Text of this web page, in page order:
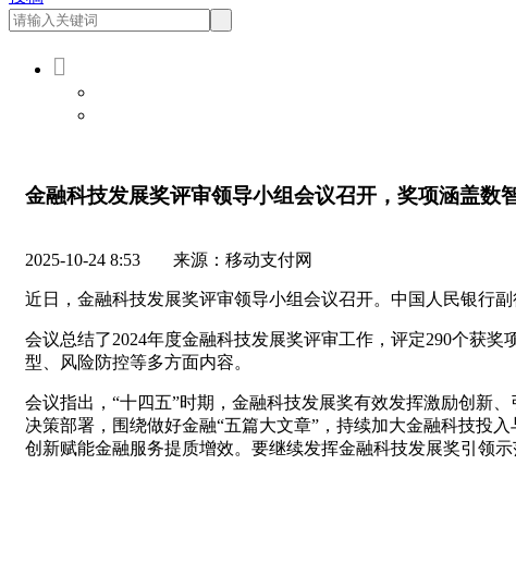

金融科技发展奖评审领导小组会议召开，奖项涵盖数
2025-10-24 8:53 来源：移动支付网
近日，金融科技发展奖评审领导小组会议召开。中国人民银行
会议总结了2024年度金融科技发展奖评审工作，评定290个获
型、风险防控等多方面内容。
会议指出，“十四五”时期，金融科技发展奖有效发挥激励创新
决策部署，围绕做好金融“五篇大文章”，持续加大金融科技投
创新赋能金融服务提质增效。要继续发挥金融科技发展奖引领